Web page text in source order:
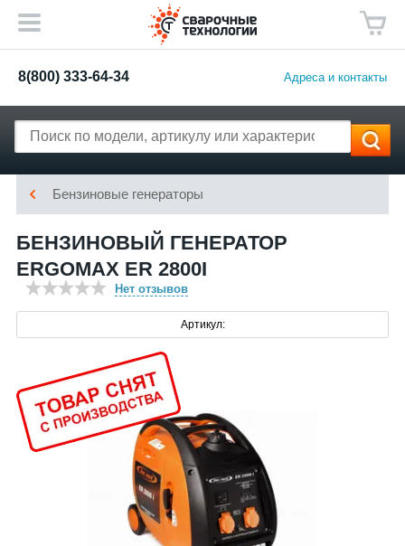
8(800) 333-64-34 Адреса и контакты
Бензиновые генераторы
БЕНЗИНОВЫЙ ГЕНЕРАТОР
ERGOMAX ER 2800I
Нет отзывов
Артикул: